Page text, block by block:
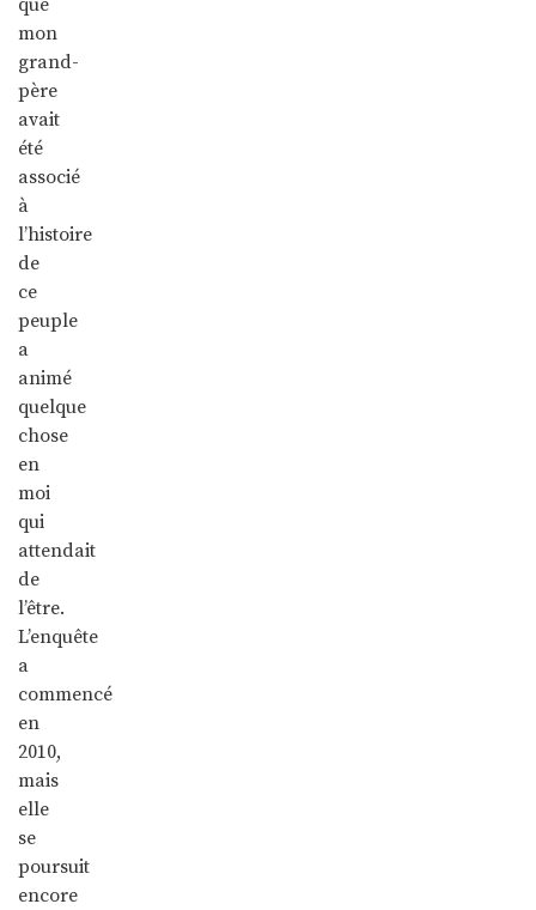
mon
grand-
père
avait
été
associé
à
l’histoire
de
ce
peuple
a
animé
quelque
chose
en
moi
qui
attendait
de
l’être.
L’enquête
a
commencé
en
2010,
mais
elle
se
poursuit
encore